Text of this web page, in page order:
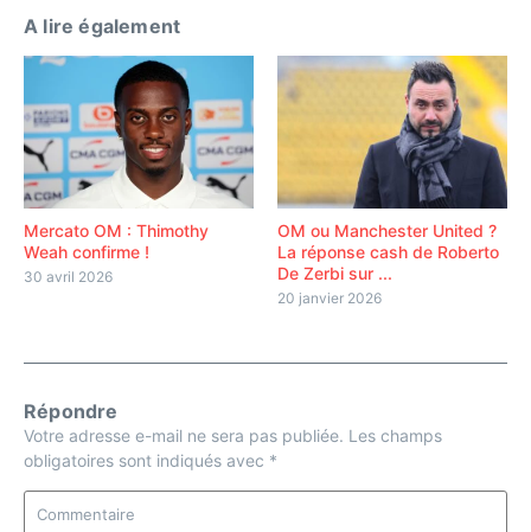
A lire également
Mercato OM : Thimothy
Weah confirme !
30 avril 2026
OM ou Manchester United ?
La réponse cash de Roberto
De Zerbi sur ...
20 janvier 2026
Répondre
Votre adresse e-mail ne sera pas publiée. Les champs
obligatoires sont indiqués avec *